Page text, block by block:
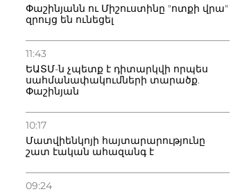
Փաշինյանն ու Միշուստինը "ոտքի վրա"
զրույց են ունեցել
11:43
ԵԱՏՄ-ն չպետք է դիտարկվի որպես
սահմանափակումների տարածք.
Փաշինյան
10:17
Մատվիենկոյի հայտարարությունը
շատ էական ահազանգ է
09:24